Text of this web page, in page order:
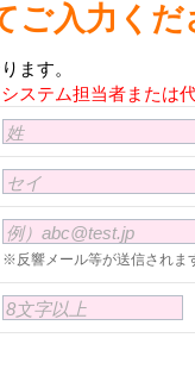
ご入力くだ
ます。
システム担当者または
姓
セイ
例）abc@test.jp
※反響メール等が送信されま
8文字以上